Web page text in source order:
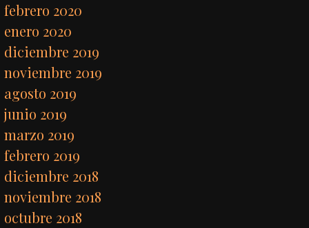
febrero 2020
enero 2020
diciembre 2019
noviembre 2019
agosto 2019
junio 2019
marzo 2019
febrero 2019
diciembre 2018
noviembre 2018
octubre 2018